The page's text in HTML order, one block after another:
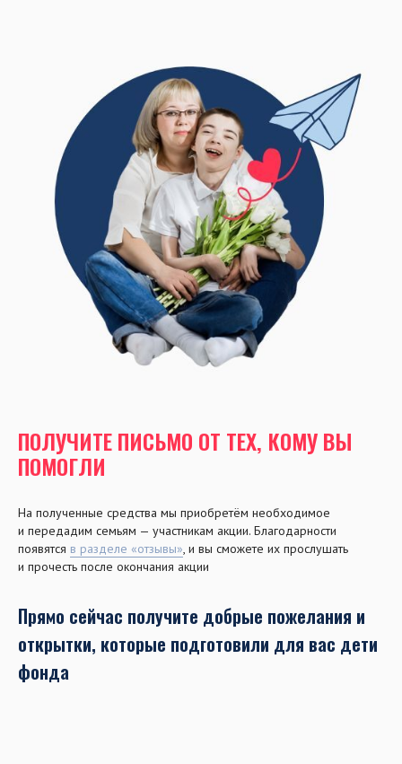
ПОЛУЧИТЕ ПИСЬМО ОТ ТЕХ, КОМУ ВЫ
ПОМОГЛИ
На полученные средства мы приобретём необходимое
и передадим семьям — участникам акции. Благодарности
появятся в разделе «отзывы», и вы сможете их прослушать
и прочесть после окончания акции
Прямо сейчас получите добрые пожелания и
открытки, которые подготовили для вас дети
фонда